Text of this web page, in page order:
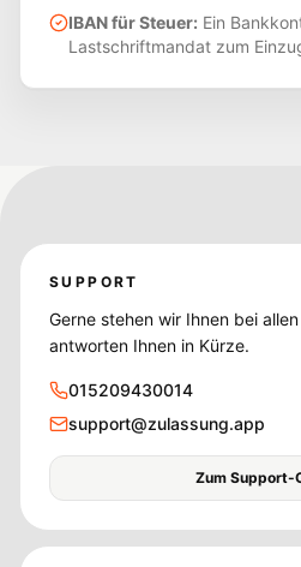
IBAN für Steuer: Ein
Lastschriftmandat zum
SUPPORT
Gerne stehen wir Ihnen bei
antworten Ihnen in Kürze.
015209430014
support@zulassung.app
Zum Support-